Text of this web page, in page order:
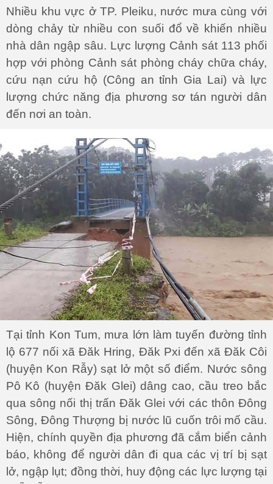
Nhiều khu vực ở TP. Pleiku, nước mưa cùng với
dòng chảy từ nhiều con suối đổ về khiến nhiều
nhà dân ngập sâu. Lực lượng Cảnh sát 113 phối
hợp với phòng Cảnh sát phòng cháy chữa cháy,
cứu nạn cứu hộ (Công an tỉnh Gia Lai) và lực
lượng chức năng địa phương sơ tán người dân
đến nơi an toàn.
Tại tỉnh Kon Tum, mưa lớn làm tuyến đường tỉnh
lộ 677 nối xã Đăk Hring, Đăk Pxi đến xã Đăk Côi
(huyện Kon Rẫy) sạt lở một số điểm. Nước sông
Pô Kô (huyện Đăk Glei) dâng cao, cầu treo bắc
qua sông nối thị trấn Đăk Glei với các thôn Đông
Sông, Đông Thượng bị nước lũ cuốn trôi mố cầu.
Hiện, chính quyền địa phương đã cắm biển cảnh
báo, không để người dân đi qua các vị trí bị sạt
lở, ngập lụt; đồng thời, huy động các lực lượng tại